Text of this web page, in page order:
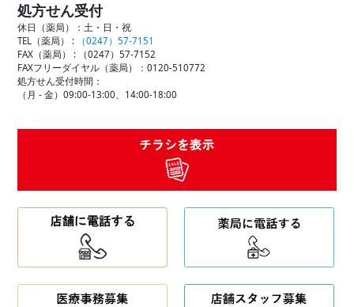
処方せん受付
休日（薬局）：土・日・祝
TEL（薬局） :
（0247）57-7151
FAX（薬局） :
（0247）57-7152
FAXフリーダイヤル（薬局）：0120-510772
処方せん受付時間：
（月 - 金）09:00-13:00、14:00-18:00